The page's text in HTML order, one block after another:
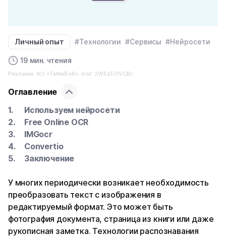
Личный опыт #Технологии #Сервисы #Нейросети
19 мин. чтения
Реклама. АО «ТаймВэб». erid: 2W5zFJ1VCBr
Оглавление
Используем нейросети
Free Online OCR
IMGocr
Convertio
Заключение
У многих периодически возникает необходимость
преобразовать текст с изображения в
редактируемый формат. Это может быть
фотография документа, страница из книги или даже
рукописная заметка. Технологии распознавания